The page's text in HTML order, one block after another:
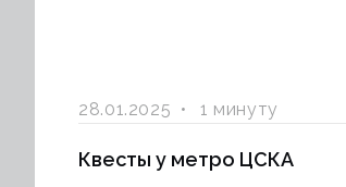
28.01.2025 1 минуту
Квесты у метро ЦСКА